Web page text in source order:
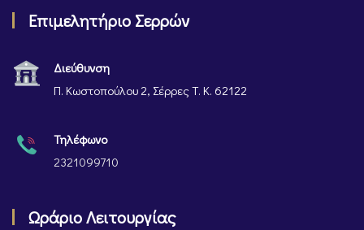
Επιμελητήριο Σερρών
Διεύθυνση
Π. Κωστοπούλου 2, Σέρρες Τ. Κ. 62122
Τηλέφωνο
2321099710
Ωράριο Λειτουργίας